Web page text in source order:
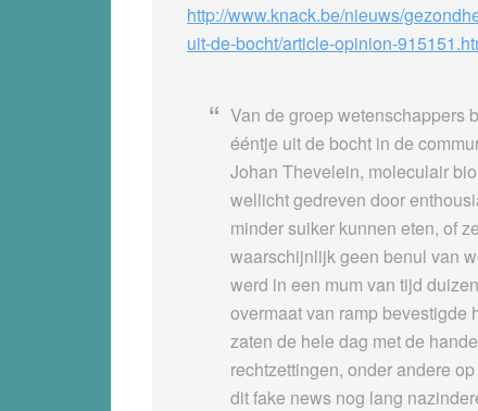
http://www.knack.be/nieuws/
uit-de-bocht/article-opinion-
Van de groep wetenschappers
ééntje uit de bocht in de
Johan Thevelein, moleculair
wellicht gedreven door
minder suiker kunnen eten, of
waarschijnlijk geen benul van
werd in een mum van tijd
overmaat van ramp bevestigde
zaten de hele dag met de
rechtzettingen, onder andere
dit fake news nog lang